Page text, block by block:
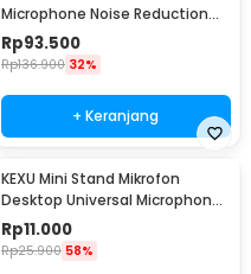
Microphone Noise Reduction
with Holder - BM-800
Rp93.500
Rp136.900 32%
+ Keranjang
KEXU Mini Stand Mikrofon
Desktop Universal Microphone
Holder - BC-08
Rp11.000
Rp25.900 58%